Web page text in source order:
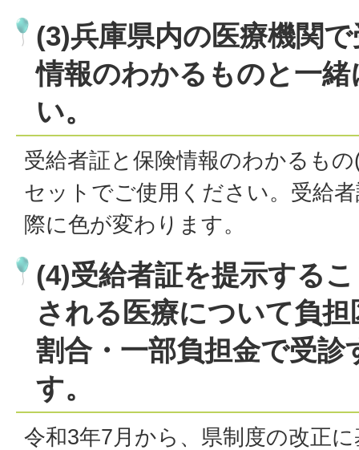
(3)兵庫県内の医療機関
情報のわかるものと一
い。
受給者証と保険情報のわかるも
セットでご使用ください。受給
際に色が変わります。
(4)受給者証を提示する
される医療について負
割合・一部負担金で受
す。
令和3年7月から、県制度の改正